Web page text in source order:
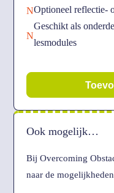
NOptioneel reflectie-
N
Geschikt als
lesmodules
Ook mogelijk…
Bij Overcoming
naar de